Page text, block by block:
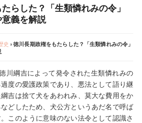
らした？「生類憐れみの令」
義を解説
史 »徳川長期政権をもたらした？「生類憐れみの令」
川綱吉によって発令された生類憐れみの
度の愛護政策であり、悪法として語り継
吉は捨て犬をあわれみ、莫大な費用をか
どしたため、犬公方というあだ名で呼ば
このように意味のない法令として認識さ